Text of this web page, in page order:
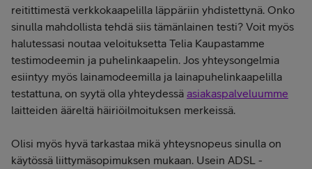
reitittimestä verkkokaapelilla läppäriin yhdistettynä. Onko
sinulla mahdollista tehdä siis tämänlainen testi? Voit myös
halutessasi noutaa veloituksetta Telia Kaupastamme
testimodeemin ja puhelinkaapelin. Jos yhteysongelmia
esiintyy myös lainamodeemilla ja lainapuhelinkaapelilla
testattuna, on syytä olla yhteydessä asiakaspalveluumme
laitteiden ääreltä häiriöilmoituksen merkeissä.
Olisi myös hyvä tarkastaa mikä yhteysnopeus sinulla on
käytössä liittymäsopimuksen mukaan. Usein ADSL -